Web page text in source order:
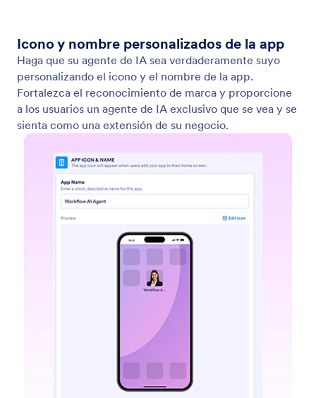
Configure su Agente de IA para responder llamadas
telefónicas. Utilice una extensión o un número de
teléfono dedicado para brindar asistencia
instantánea y personalice la configuración de voz
para crear la experiencia del cliente que desea.